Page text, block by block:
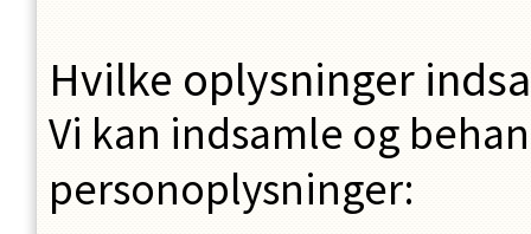
Hvilke oplysninger
Vi kan indsamle og
personoplysninger: